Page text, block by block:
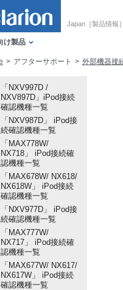
Japan［製品情報］
け製品
アフターサポート 外部機器接
「NXV997D /
NXV897D」iPod接続
確認機種一覧
「NXV987D」 iPod接
続確認機種一覧
「MAX778W/
NX718」 iPod接続確
認機種一覧
「MAX678W/ NX618/
NX618W」 iPod接続
確認機種一覧
「NXV977D」 iPod接
続確認機種一覧
「MAX777W/
NX717」 iPod接続確
認機種一覧
「MAX677W/ NX617/
NX617W」 iPod接続
確認機種一覧